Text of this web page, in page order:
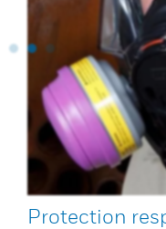
Protection